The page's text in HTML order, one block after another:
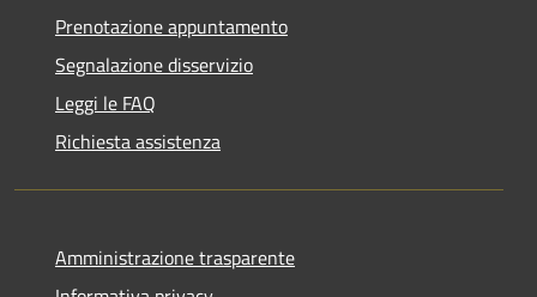
Prenotazione appuntamento
Segnalazione disservizio
Leggi le FAQ
Richiesta assistenza
Amministrazione trasparente